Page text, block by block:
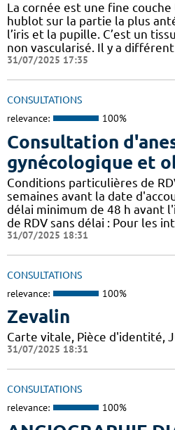
La cornée est une fine
hublot sur la partie la plus
l’iris et la pupille. C’est un
non vascularisé. Il y a différent
31/07/2025 17:35
CONSULTATIONS
relevance: 100%
Consultation
gynécologique et
Conditions particulières de
semaines avant la date
délai minimum de 48 h avant
de RDV sans délai : Pour les
31/07/2025 18:31
CONSULTATIONS
relevance: 100%
Zevalin
Carte vitale, Pièce d'identité,
31/07/2025 18:31
CONSULTATIONS
relevance: 100%